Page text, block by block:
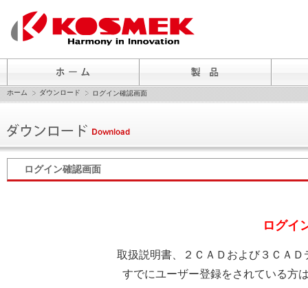
ホーム ダウンロード ログイン確認画面
ログイン確認画面
ログイ
取扱説明書、２ＣＡＤおよび３ＣＡ
すでにユーザー登録をされている方